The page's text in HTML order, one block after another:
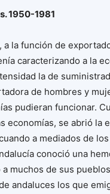
1950-1981
a la función de
caracterizando a la
la de
de hombres y
pudieran funcionar.
economías, se abrió la
a mediados de
conoció una
muchos de sus
andaluces los que